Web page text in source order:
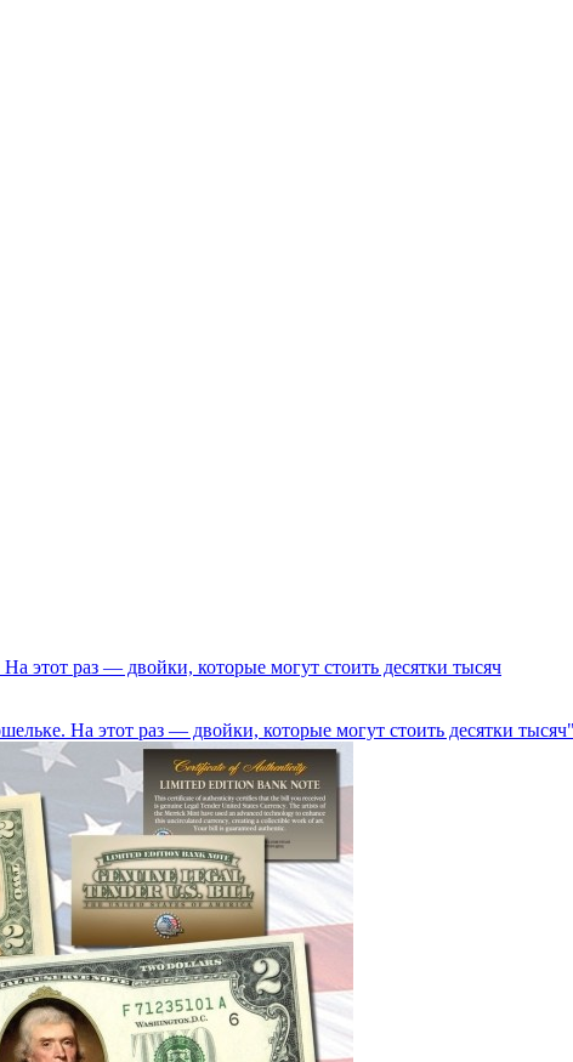
этот раз — двойки, которые могут стоить десятки тысяч
На этот раз — двойки, которые могут стоить десятки тысяч"